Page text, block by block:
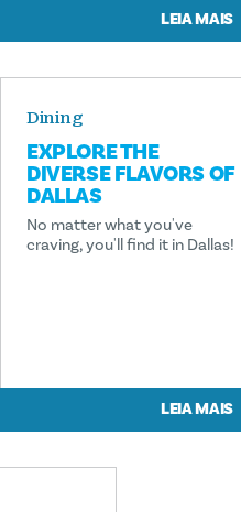
LEIA MAIS
Dining
EXPLORE THE
DIVERSE FLAVORS OF
DALLAS
No matter what you've
craving, you'll find it in Dallas!
LEIA MAIS